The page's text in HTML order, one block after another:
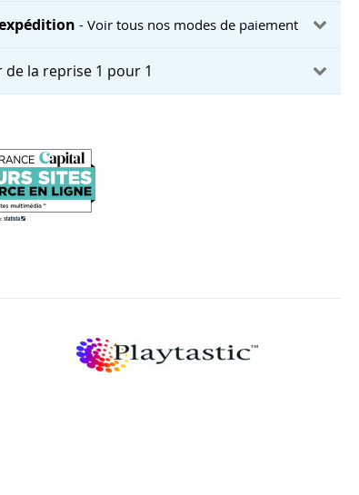
- Voir tous nos modes de paiement
de la reprise 1 pour 1